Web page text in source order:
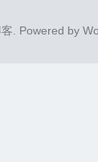
. Powered by